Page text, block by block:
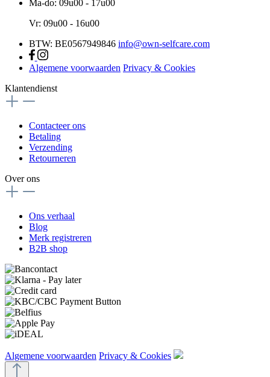
Ma-do: 09u00 - 17u00
Vr: 09u00 - 16u00
BTW: BE0567949846 info@own-selfcare.com
Algemene voorwaarden Privacy & Cookies
Klantendienst
Contacteer ons
Betaling
Verzending
Retourneren
Over ons
Ons verhaal
Blog
Merk registreren
B2B shop
Algemene voorwaarden Privacy & Cookies